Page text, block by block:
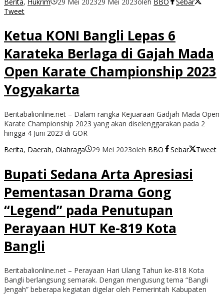
Tweet
Ketua KONI Bangli Lepas 6
Karateka Berlaga di Gajah Mada
Open Karate Championship 2023
Yogyakarta
Beritabalionline.net – Dalam rangka Kejuaraan Gadjah Mada Open
Karate Championship 2023 yang akan diselenggarakan pada 2
hingga 4 Juni 2023 di GOR
Berita, Daerah, Olahraga 29 Mei 2023oleh BBO Sebar Tweet
Bupati Sedana Arta Apresiasi
Pementasan Drama Gong
“Legend” pada Penutupan
Perayaan HUT Ke-819 Kota
Bangli
Beritabalionline.net – Perayaan Hari Ulang Tahun ke-818 Kota
Bangli berlangsung semarak. Dengan mengusung tema “Bangli
Jengah” beberapa kegiatan digelar oleh Pemerintah Kabupaten